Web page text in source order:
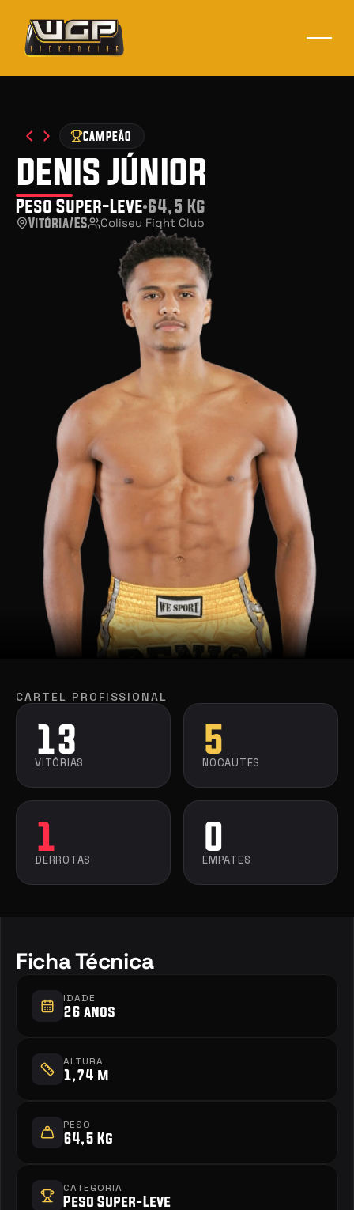
CAMPEÃO
denis júnior
Peso Super-Leve 64,5 Kg
Vitória/ES Coliseu Fight Club
CARTEL PROFISSIONAL
13
VITÓRIAS
5
NOCAUTES
1
DERROTAS
0
EMPATES
Ficha Técnica
IDADE
26 anos
ALTURA
1,74 m
PESO
64,5 Kg
CATEGORIA
Peso Super-Leve